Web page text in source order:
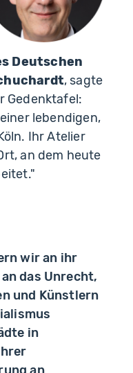
Deutschen
, sagte
Gedenktafel:
lebendigen,
Ihr Atelier
an dem heute
wir an ihr
das Unrecht,
und Künstlern
in